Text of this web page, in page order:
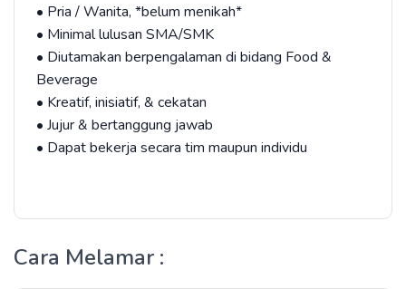
• Pria / Wanita, *belum menikah*
• Minimal lulusan SMA/SMK
• Diutamakan berpengalaman di bidang Food &
Beverage
• Kreatif, inisiatif, & cekatan
• Jujur & bertanggung jawab
• Dapat bekerja secara tim maupun individu
Cara Melamar :